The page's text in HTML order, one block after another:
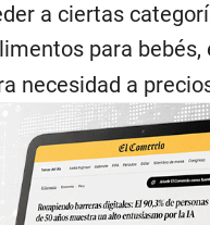
a ciertas
para
necesidad a